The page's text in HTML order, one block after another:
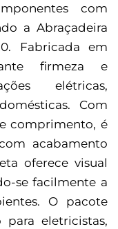
com
a Abraçadeira
Fabricada em
firmeza e
elétricas,
Com
comprimento, é
acabamento
oferece visual
se facilmente a
O pacote
eletricistas,